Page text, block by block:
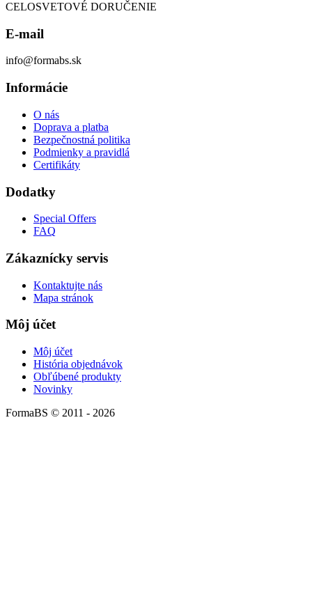
CELOSVETOVÉ DORUČENIE
E-mail
info@formabs.sk
Informácie
O nás
Doprava a platba
Bezpečnostná politika
Podmienky a pravidlá
Certifikáty
Dodatky
Special Offers
FAQ
Zákaznícky servis
Kontaktujte nás
Mapa stránok
Môj účet
Môj účet
História objednávok
Obľúbené produkty
Novinky
FormaBS © 2011 - 2026